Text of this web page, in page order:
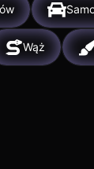
Wąż